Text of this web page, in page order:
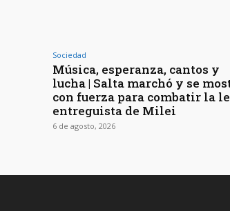
Sociedad
Música, esperanza, cantos y
lucha | Salta marchó y se
con fuerza para combatir la
entreguista de Milei
6 de agosto, 2026